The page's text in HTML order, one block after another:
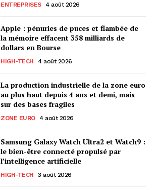
ENTREPRISES 4 août 2026
Apple : pénuries de puces et flambée de
la mémoire effacent 358 milliards de
dollars en Bourse
HIGH-TECH 4 août 2026
La production industrielle de la zone euro
au plus haut depuis 4 ans et demi, mais
sur des bases fragiles
ZONE EURO 4 août 2026
Samsung Galaxy Watch Ultra2 et Watch9 :
le bien-être connecté propulsé par
l’intelligence artificielle
HIGH-TECH 3 août 2026